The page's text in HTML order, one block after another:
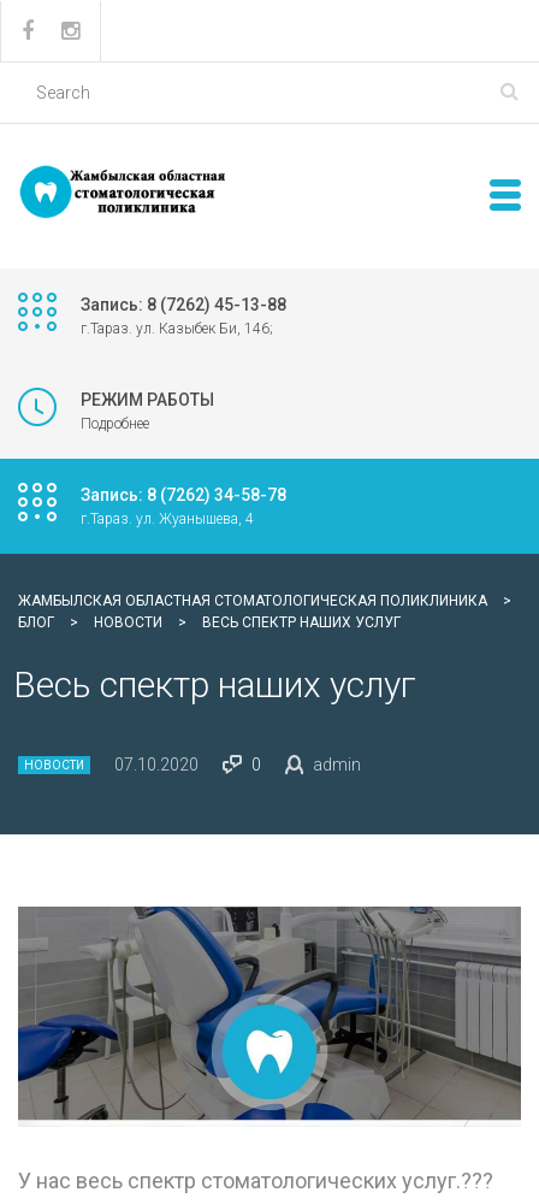
Запись: 8 (7262) 45-13-88
г.Тараз. ул. Казыбек Би, 146;
РЕЖИМ РАБОТЫ
Подробнее
Запись: 8 (7262) 34-58-78
г.Тараз. ул. Жуанышева, 4
ЖАМБЫЛСКАЯ ОБЛАСТНАЯ СТОМАТОЛОГИЧЕСКАЯ ПОЛИКЛИНИКА
>
БЛОГ
> НОВОСТИ > ВЕСЬ СПЕКТР НАШИХ УСЛУГ
Весь спектр наших услуг
НОВОСТИ 07.10.2020 0 admin
У нас весь спектр стоматологических услуг.???